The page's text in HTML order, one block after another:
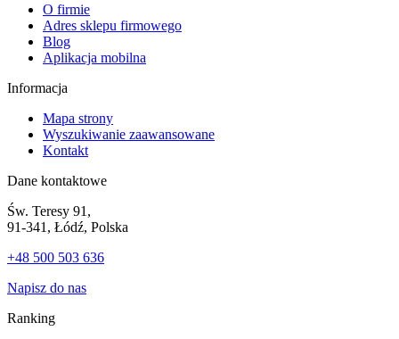
O firmie
Adres sklepu firmowego
Blog
Aplikacja mobilna
Informacja
Mapa strony
Wyszukiwanie zaawansowane
Kontakt
Dane kontaktowe
Św. Teresy 91,
91-341, Łódź, Polska
+48 500 503 636
Napisz do nas
Ranking